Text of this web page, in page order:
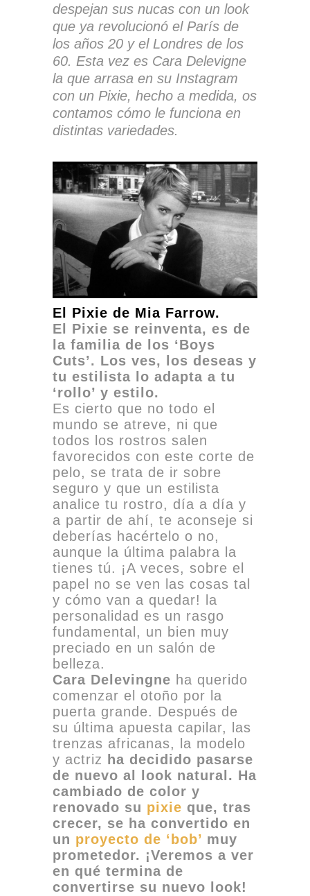
despejan sus nucas con un look
que ya revolucionó el París de
los años 20 y el Londres de los
60. Esta vez es Cara Delevigne
la que arrasa en su Instagram
con un Pixie, hecho a medida, os
contamos cómo le funciona en
distintas variedades.
El Pixie de Mia Farrow.
El Pixie se reinventa, es de
la familia de los ‘Boys
Cuts’. Los ves, los deseas y
tu estilista lo adapta a tu
‘rollo’ y estilo.
Es cierto que no todo el
mundo se atreve, ni que
todos los rostros salen
favorecidos con este corte de
pelo, se trata de ir sobre
seguro y que un estilista
analice tu rostro, día a día y
a partir de ahí, te aconseje si
deberías hacértelo o no,
aunque la última palabra la
tienes tú. ¡A veces, sobre el
papel no se ven las cosas tal
y cómo van a quedar! la
personalidad es un rasgo
fundamental, un bien muy
preciado en un salón de
belleza.
Cara Delevingne ha querido
comenzar el otoño por la
puerta grande. Después de
su última apuesta capilar, las
trenzas africanas, la modelo
y actriz ha decidido pasarse
de nuevo al look natural. Ha
cambiado de color y
renovado su pixie que, tras
crecer, se ha convertido en
un proyecto de ‘bob’ muy
prometedor. ¡Veremos a ver
en qué termina de
convertirse su nuevo look!